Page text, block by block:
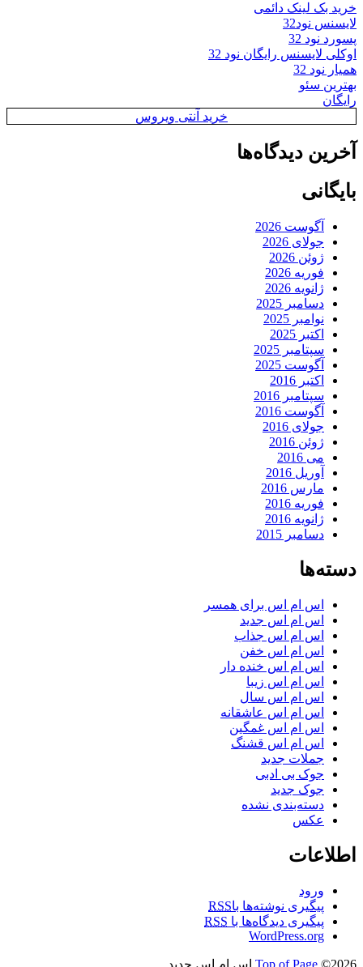
خرید بک لینک دائمی
لایسنس نود32
پسورد نود 32
اوکلی لایسنس رایگان نود 32
همیار نود 32
بهترین سئو
رایگان
خرید آنتی ویروس
آخرین دیدگاه‌ها
بایگانی
آگوست 2026
جولای 2026
ژوئن 2026
فوریه 2026
ژانویه 2026
دسامبر 2025
نوامبر 2025
اکتبر 2025
سپتامبر 2025
آگوست 2025
اکتبر 2016
سپتامبر 2016
آگوست 2016
جولای 2016
ژوئن 2016
می 2016
آوریل 2016
مارس 2016
فوریه 2016
ژانویه 2016
دسامبر 2015
دسته‌ها
اس ام اس برای همسر
اس ام اس جدید
اس ام اس جذاب
اس ام اس خفن
اس ام اس خنده دار
اس ام اس زیبا
اس ام اس سال
اس ام اس عاشقانه
اس ام اس غمگین
اس ام اس قشنگ
جملات جدید
جوک بی ادبی
جوک جدید
دسته‌بندی نشده
عکس
اطلاعات
ورود
پیگیری نوشته‌ها باRSS
پیگیری دیدگاه‌ها با RSS
WordPress.org
Top of Page ©2026 اس ام اس جدید